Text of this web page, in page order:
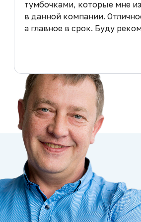
тумбочками, которые мне
в данной компании.
а главное в срок. Буду